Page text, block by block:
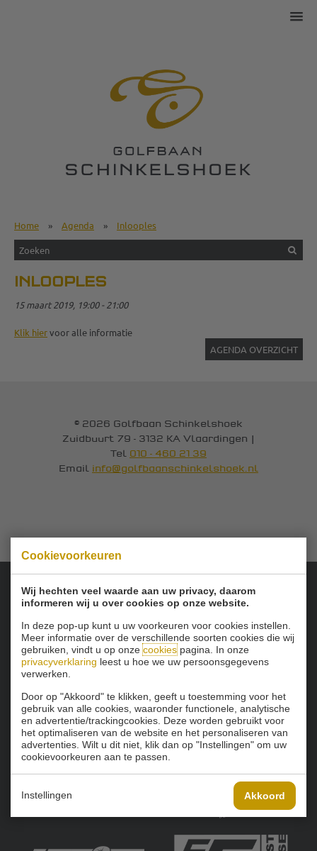
Cookievoorkeuren
Wij hechten veel waarde aan uw privacy, daarom
informeren wij u over cookies op onze website.
In deze pop-up kunt u uw voorkeuren voor cookies instellen.
Meer informatie over de verschillende soorten cookies die wij
gebruiken, vindt u op onzecookiespagina. In onze
privacyverklaring leest u hoe we uw persoonsgegevens
verwerken.
Door op "Akkoord" te klikken, geeft u toestemming voor het
gebruik van alle cookies, waaronder functionele, analytische
en advertentie/trackingcookies. Deze worden gebruikt voor
het optimaliseren van de website en het personaliseren van
advertenties. Wilt u dit niet, klik dan op "Instellingen" om uw
cookievoorkeuren aan te passen.
Instellingen Akkoord
Home » Agenda » Inlooples
INLOOPLES
15 maart 2019, 19:00 - 21:00
Klik hiervoor alle informatie
AGENDA OVERZICHT
© 2026 Golfbaan Schinkelshoek
Zuidbuurt 79 - 3132 KA Vlaardingen |
Tel 010 - 460 21 39
Email info@golfbaanschinkelshoek.nl
Onze sponsoren: